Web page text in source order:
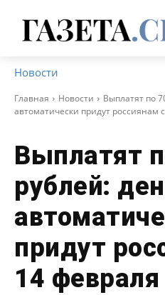
Новости
Главная Новости
Выплатят по
автоматически придут россиянам
Выплатят
рублей:
придут
14 февраля